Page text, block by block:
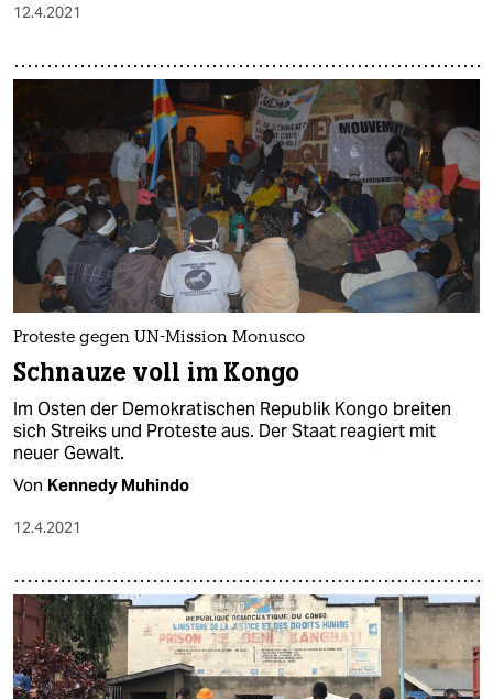
12.4.2021
Proteste gegen UN-Mission Monusco
Schnauze voll im Kongo
Im Osten der Demokratischen Republik Kongo breiten
sich Streiks und Proteste aus. Der Staat reagiert mit
neuer Gewalt.
Von Kennedy Muhindo
12.4.2021